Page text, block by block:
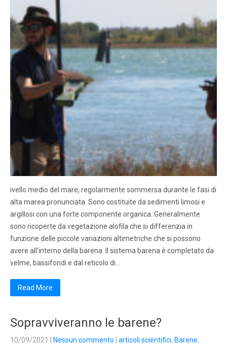
ivello medio del mare, regolarmente sommersa durante le fasi di
alta marea pronunciata. Sono costituite da sedimenti limosi e
argillosi con una forte componente organica. Generalmente
sono ricoperte da vegetazione alofila che si differenzia in
funzione delle piccole variazioni altimetriche che si possono
avere all’interno della barena. Il sistema barena è completato da
velme, bassifondi e dal reticolo di…
Read More
Sopravviveranno le barene?
10/09/2021 Nessun commento articoli scientifici, Barene,